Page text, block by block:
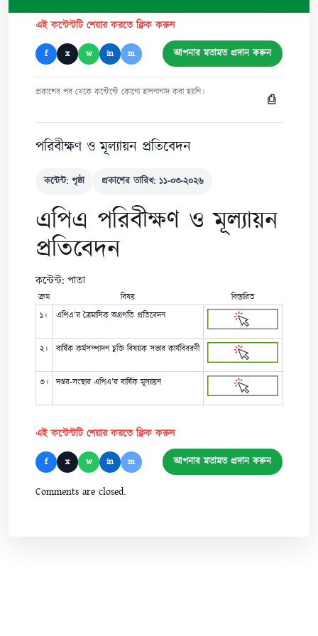
এই কন্টেন্টটি শেয়ার করতে ক্লিক করুন
f x w in m আপনার মতামত প্রদান করুন
প্রকাশের পর থেকে কন্টেন্টে কোনো হালনাগাদ করা হয়নি। ⎙
পরিবীক্ষণ ও মূল্যায়ন প্রতিবেদন
কন্টেন্ট: পৃষ্ঠা প্রকাশের তারিখ: ১১-০৩-২০২৬
এপিএ পরিবীক্ষণ ও মূল্যায়ন
প্রতিবেদন
কন্টেন্ট: পাতা
ক্রম বিষয়
বিস্তারিত
১।
এপিএ’র ত্রৈমাসিক অগ্রগতি প্রতিবেদন
২। বার্ষিক কর্মসম্পাদন চুক্তি বিষয়ক সভার কার্যবিবরণী
৩। দপ্তর-সংস্থার এপিএ’র বার্ষিক মূল্যায়ন
এই কন্টেন্টটি শেয়ার করতে ক্লিক করুন
f x w in m আপনার মতামত প্রদান করুন
Comments are closed.